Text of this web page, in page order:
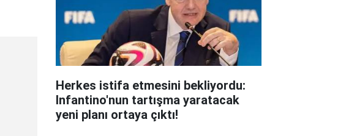
Herkes istifa etmesini bekliyordu:
Infantino'nun tartışma yaratacak
yeni planı ortaya çıktı!